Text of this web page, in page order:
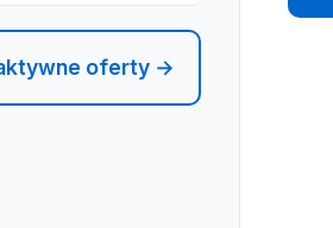
oferty →